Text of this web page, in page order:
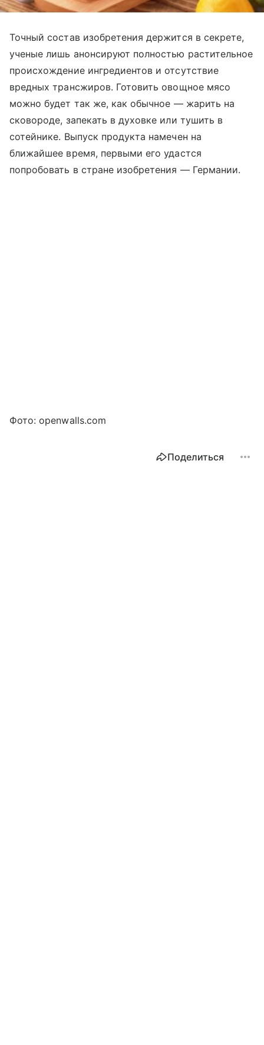
Точный состав изобретения держится в секрете,
ученые лишь анонсируют полностью растительное
происхождение ингредиентов и отсутствие
вредных трансжиров. Готовить овощное мясо
можно будет так же, как обычное — жарить на
сковороде, запекать в духовке или тушить в
сотейнике. Выпуск продукта намечен на
ближайшее время, первыми его удастся
попробовать в стране изобретения — Германии.
Фото: openwalls.com
Поделиться